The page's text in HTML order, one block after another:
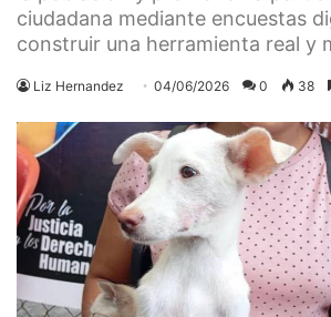
ciudadana mediante encuestas
construir una herramienta real y
Liz Hernandez 04/06/2026 0 38